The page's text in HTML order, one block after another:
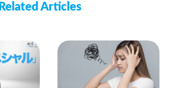
Related Articles